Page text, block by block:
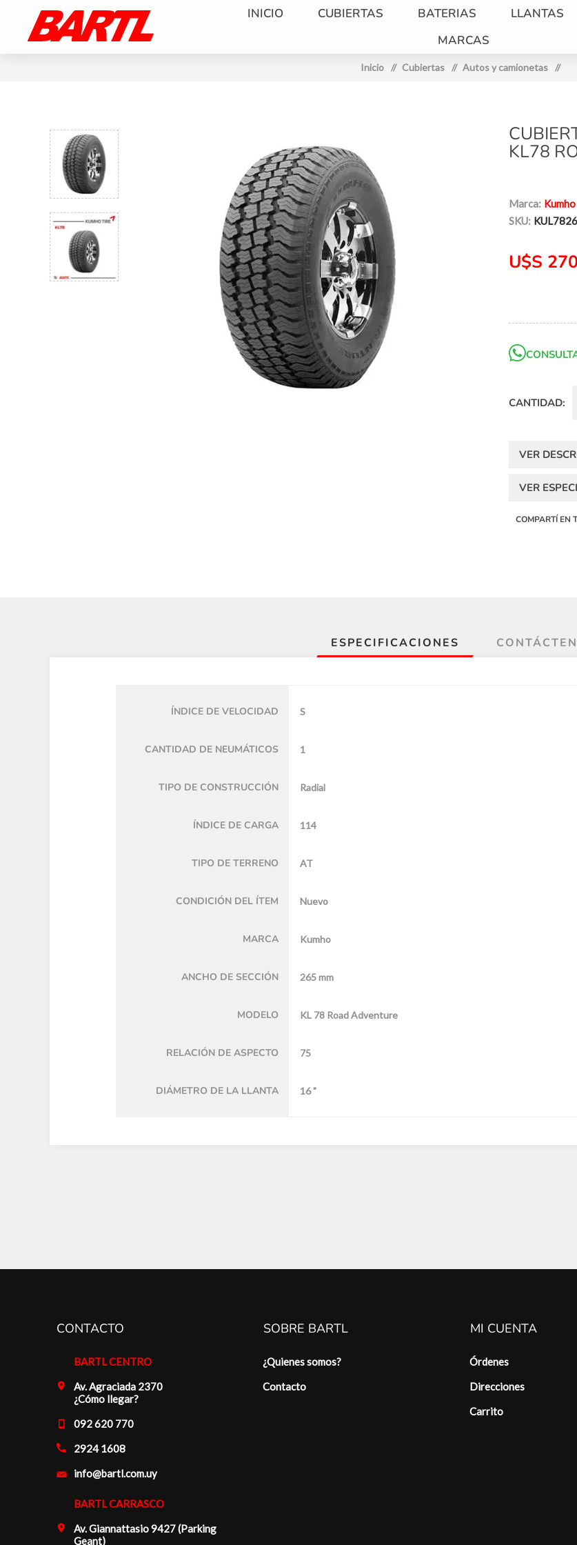
INICIO CUBIERTAS BATERIAS LLANTAS
MARCAS
Inicio / Cubiertas / Autos y camionetas /
KL78
Marca: Kumho
SKU:
U$S
CANTIDAD:
VER
VER
COMPARTÍ EN
ESPECIFICACIONES
ÍNDICE DE VELOCIDAD S
CANTIDAD DE NEUMÁTICOS 1
TIPO DE CONSTRUCCIÓN Radial
ÍNDICE DE CARGA 114
TIPO DE TERRENO AT
CONDICIÓN DEL ÍTEM Nuevo
MARCA Kumho
ANCHO DE SECCIÓN 265 mm
MODELO KL 78 Road Adventure
RELACIÓN DE ASPECTO 75
DIÁMETRO DE LA LLANTA 16 "
CONTACTO
BARTL CENTRO
Av. Agraciada 2370
¿Cómo llegar?
092 620 770
2924 1608
info@bartl.com.uy
BARTL CARRASCO
Av. Giannattasio 9427 (Parking
Geant)
SOBRE BARTL
¿Quienes somos?
Contacto
MI CUENTA
Órdenes
Direcciones
Carrito